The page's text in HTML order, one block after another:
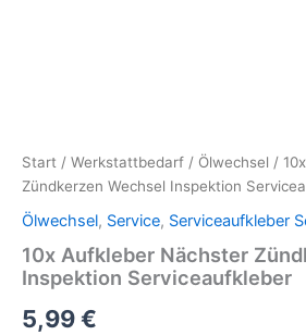
Start / Werkstattbedarf / Ölwechsel /
Zündkerzen Wechsel Inspektion
Ölwechsel, Service, Serviceaufkleber
10x Aufkleber Nächster
Inspektion Serviceaufkleber
5,99€